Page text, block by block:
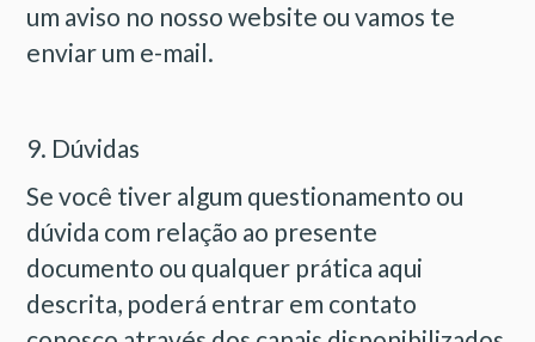
um aviso no nosso website ou vamos te
enviar um e-mail.
9. Dúvidas
Se você tiver algum questionamento ou
dúvida com relação ao presente
documento ou qualquer prática aqui
descrita, poderá entrar em contato